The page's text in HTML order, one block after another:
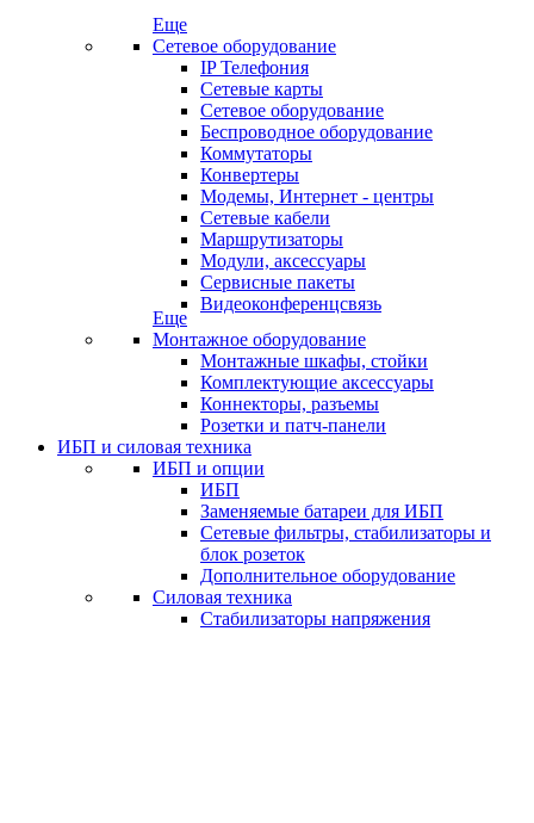
Еще
Сетевое оборудование
IP Телефония
Сетевые карты
Сетевое оборудование
Беспроводное оборудование
Коммутаторы
Конвертеры
Модемы, Интернет - центры
Сетевые кабели
Маршрутизаторы
Модули, аксессуары
Сервисные пакеты
Видеоконференцсвязь
Еще
Монтажное оборудование
Монтажные шкафы, стойки
Комплектующие аксессуары
Коннекторы, разъемы
Розетки и патч-панели
ИБП и силовая техника
ИБП и опции
ИБП
Заменяемые батареи для ИБП
Сетевые фильтры, стабилизаторы и
блок розеток
Дополнительное оборудование
Силовая техника
Стабилизаторы напряжения